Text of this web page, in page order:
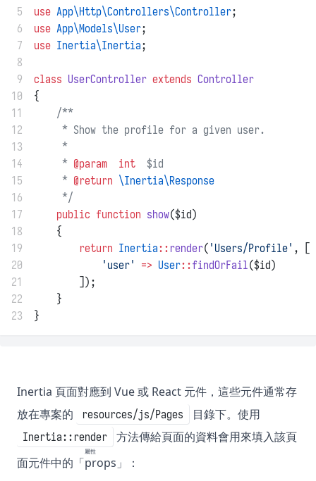
5
use App\Http\Controllers\Controller;
6
use App\Models\User;
7
use Inertia\Inertia;
8
9
class UserController extends Controller
10
{
11
/**
12
     * Show the profile for a given user.
13
     *
14
     *
@param int
  $id
15
     *
@return \Inertia\Response
16
     */
17
public function show($id)
18
    {
19
return Inertia:: render( 'Users/Profile' , [
20
'user' => User::findOrFail($id)
21
        ]);
22
    }
23
}
Inertia 頁面對應到 Vue 或 React 元件，這些元件通常存
放在專案的
resources/js/Pages 目錄下。使用
Inertia::render
方法傳給頁面的資料會用來填入該頁
面元件中的「props
屬性
」：